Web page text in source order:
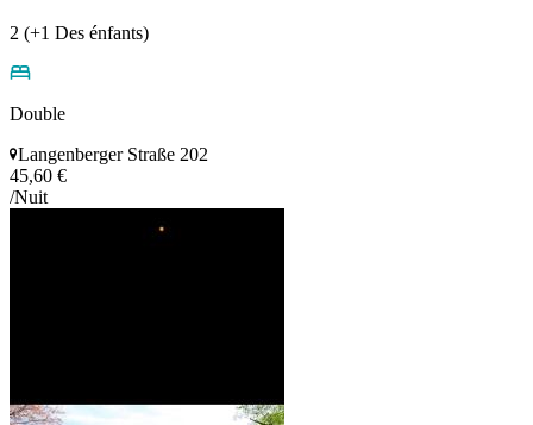
2 (+1 Des énfants)
Double
Langenberger Straße 202
45,60 €
/Nuit